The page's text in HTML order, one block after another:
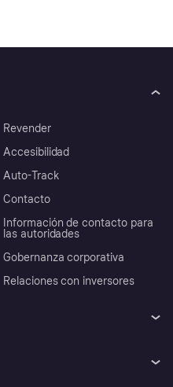
Revender
Accesibilidad
Auto-Track
Contacto
Información de contacto para
las autoridades
Gobernanza corporativa
Relaciones con inversores